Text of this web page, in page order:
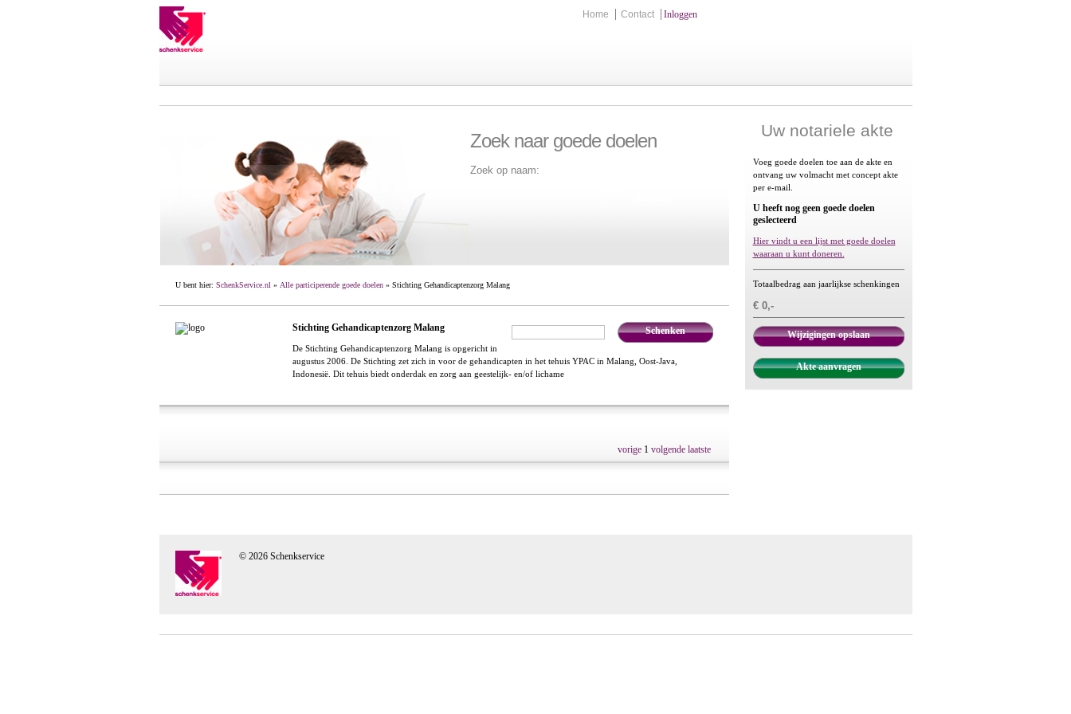
Home Contact Inloggen
Zoek naar goede doelen
Zoek op naam:
U bent hier: SchenkService.nl » Alle participerende goede doelen» Stichting Gehandicaptenzorg Malang
Schenken
Stichting Gehandicaptenzorg Malang
De Stichting Gehandicaptenzorg Malang is opgericht in
augustus 2006. De Stichting zet zich in voor de gehandicapten in het tehuis YPAC in Malang, Oost-Java,
Indonesië. Dit tehuis biedt onderdak en zorg aan geestelijk- en/of lichame
vorige 1 volgende laatste
Uw notariele akte
Voeg goede doelen toe aan de akte en
ontvang uw volmacht met concept akte
per e-mail.
U heeft nog geen goede doelen
geslecteerd
Hier vindt u een lijst met goede doelen
waaraan u kunt doneren.
Totaalbedrag aan jaarlijkse schenkingen
€ 0,-
Wijzigingen opslaan
Akte aanvragen
© 2026 Schenkservice